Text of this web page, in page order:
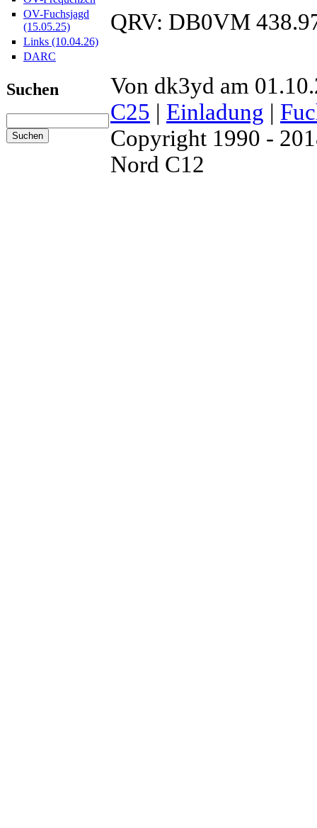
OV-Fuchsjagd
(15.05.25)
Links (10.04.26)
DARC
Suchen
QRV: DB0VM
Von dk3yd am
C25 | Einladung |
Copyright 1990 -
Nord C12